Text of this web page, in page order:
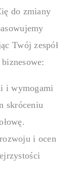
do zmiany
Twój zespół
i wymogami
skróceniu
i ocen